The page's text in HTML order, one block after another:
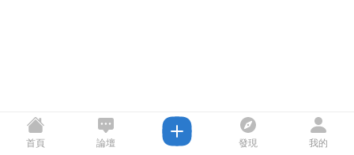
首頁 論壇 發現 我的